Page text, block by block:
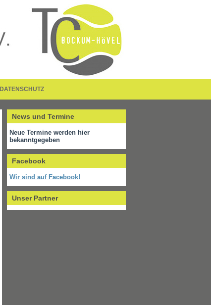
DATENSCHUTZ
News und Termine
Neue Termine werden hier
bekanntgegeben
Facebook
Wir sind auf Facebook!
Unser Partner